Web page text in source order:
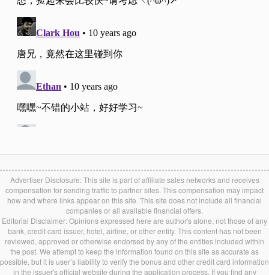
Advertiser Disclosure: This site is part of affiliate sales networks and receives
compensation for sending traffic to partner sites. This compensation may impact
how and where links appear on this site. This site does not include all financial
companies or all available financial offers.
Editorial Disclaimer: Opinions expressed here are author's alone, not those of any
bank, credit card issuer, hotel, airline, or other entity. This content has not been
reviewed, approved or otherwise endorsed by any of the entities included within
the post. We attempt to keep the information found on this site as accurate as
possible, but it is user’s liability to verify the bonus and other credit card information
in the issuer's official website during the application process. If you find any